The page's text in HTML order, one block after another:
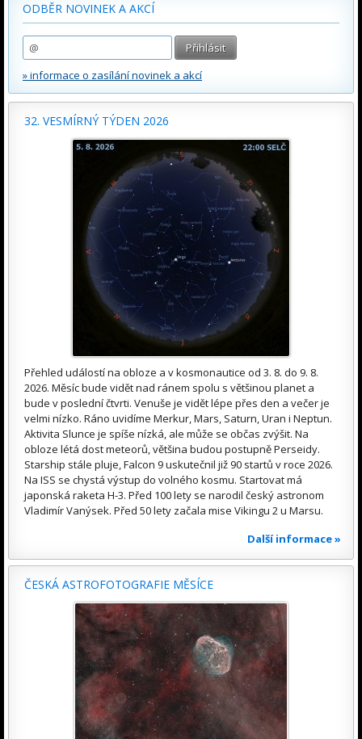
ODBĚR NOVINEK A AKCÍ
» informace o zasílání novinek a akcí
32. VESMÍRNÝ TÝDEN 2026
Přehled událostí na obloze a v kosmonautice od 3. 8. do 9. 8.
2026. Měsíc bude vidět nad ránem spolu s většinou planet a
bude v poslední čtvrti. Venuše je vidět lépe přes den a večer je
velmi nízko. Ráno uvidíme Merkur, Mars, Saturn, Uran i Neptun.
Aktivita Slunce je spíše nízká, ale může se občas zvýšit. Na
obloze létá dost meteorů, většina budou postupně Perseidy.
Starship stále pluje, Falcon 9 uskutečnil již 90 startů v roce 2026.
Na ISS se chystá výstup do volného kosmu. Startovat má
japonská raketa H-3. Před 100 lety se narodil český astronom
Vladimír Vanýsek. Před 50 lety začala mise Vikingu 2 u Marsu.
Další informace »
ČESKÁ ASTROFOTOGRAFIE MĚSÍCE